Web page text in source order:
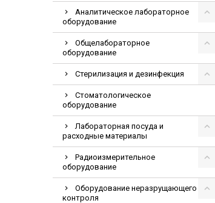
Аналитическое лабораторное
оборудование
Общелабораторное
оборудование
Стерилизация и дезинфекция
Стоматологическое
оборудование
Лабораторная посуда и
расходные материалы
Радиоизмерительное
оборудование
Оборудование неразрущающего
контроля